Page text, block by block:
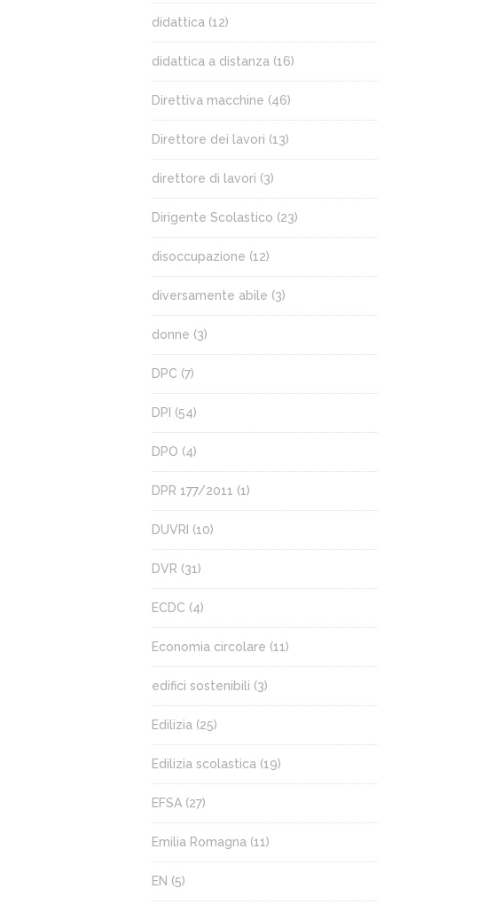
didattica (12)
didattica a distanza (16)
Direttiva macchine (46)
Direttore dei lavori (13)
direttore di lavori (3)
Dirigente Scolastico (23)
disoccupazione (12)
diversamente abile (3)
donne (3)
DPC (7)
DPI (54)
DPO (4)
DPR 177/2011 (1)
DUVRI (10)
DVR (31)
ECDC (4)
Economia circolare (11)
edifici sostenibili (3)
Edilizia (25)
Edilizia scolastica (19)
EFSA (27)
Emilia Romagna (11)
EN (5)